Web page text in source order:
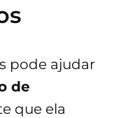
pode ajudar
de
que ela